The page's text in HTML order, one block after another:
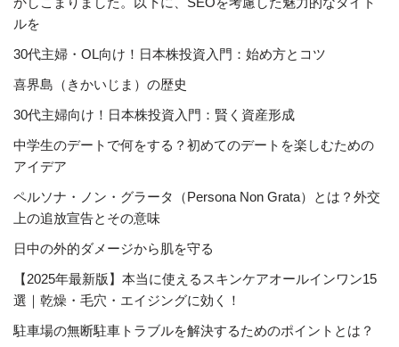
ルを
30代主婦・OL向け！日本株投資入門：始め方とコツ
喜界島（きかいじま）の歴史
30代主婦向け！日本株投資入門：賢く資産形成
中学生のデートで何をする？初めてのデートを楽しむための
アイデア
ペルソナ・ノン・グラータ（Persona Non Grata）とは？外交
上の追放宣告とその意味
日中の外的ダメージから肌を守る
【2025年最新版】本当に使えるスキンケアオールインワン15
選｜乾燥・毛穴・エイジングに効く！
駐車場の無断駐車トラブルを解決するためのポイントとは？